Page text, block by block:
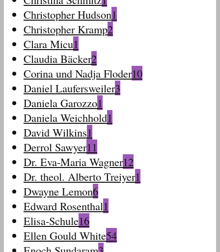
Christopher Hudson1
Christopher Kramp2
Clara Micu1
Claudia Bäcker2
Corina und Nadja Floder10
Daniel Laufersweiler3
Daniela Garozzo1
Daniela Weichhold1
David Wilkins1
Derrol Sawyer11
Dr. Eva-Maria Wagner12
Dr. theol. Alberto Treiyer1
Dwayne Lemon6
Edward Rosenthal1
Elisa-Schule16
Ellen Gould White54